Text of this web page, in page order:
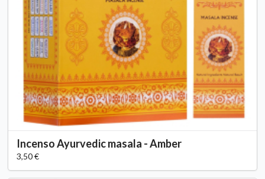
Incenso Ayurvedic masala - Amber
3,50 €